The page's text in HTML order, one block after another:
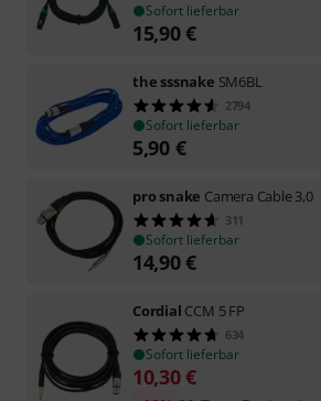
Sofort lieferbar
15,90€
the sssnake SM6BL
2794
Sofort lieferbar
5,90 €
pro snake Camera Cable 3,0
311
Sofort lieferbar
14,90€
Cordial CCM 5 FP
634
Sofort lieferbar
10,30€